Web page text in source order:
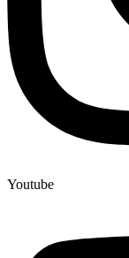
Youtube